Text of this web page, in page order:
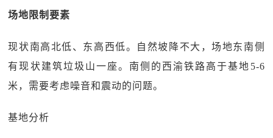
场地限制要素
现状南高北低、东高西低。自然坡降不大，场地东南侧
有现状建筑垃圾山一座。南侧的西渝铁路高于基地5-6
米，需要考虑噪音和震动的问题。
基地分析